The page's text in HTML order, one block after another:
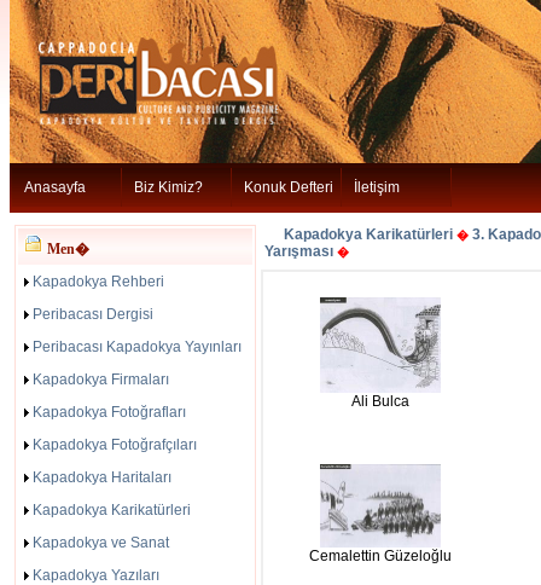
Anasayfa Biz Kimiz? Konuk Defteri İletişim
Men�
Kapadokya Rehberi
Peribacası Dergisi
Peribacası Kapadokya Yayınları
Kapadokya Firmaları
Kapadokya Fotoğrafları
Kapadokya Fotoğrafçıları
Kapadokya Haritaları
Kapadokya Karikatürleri
Kapadokya ve Sanat
Kapadokya Yazıları
Kapadokya Karikatürleri � 3.
Yarışması �
Ali Bulca
Cemalettin Güzeloğlu